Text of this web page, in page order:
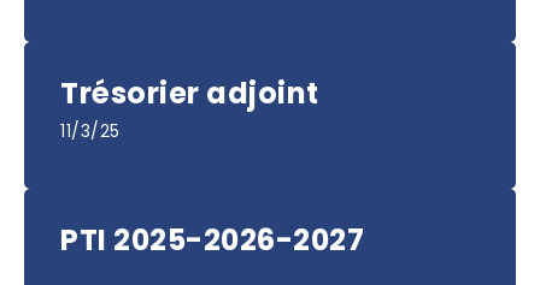
Trésorier adjoint
11/3/25
PTI 2025-2026-2027